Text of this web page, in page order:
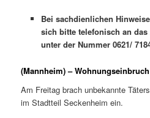
Bei sachdienlichen
sich bitte telefonisch an
unter der Nummer 0621/
(Mannheim) –
Am Freitag brach unbekannte
im Stadtteil Seckenheim ein.